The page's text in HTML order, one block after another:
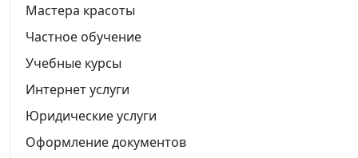
Мастера красоты
Частное обучение
Учебные курсы
Интернет услуги
Юридические услуги
Оформление документов